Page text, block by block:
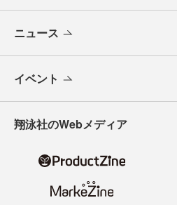
ニュース
イベント
翔泳社のWebメディア